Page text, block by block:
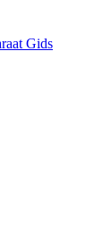
Gids